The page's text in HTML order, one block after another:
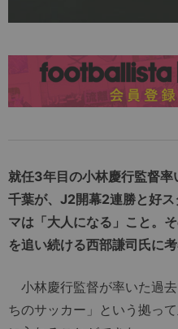
就任3年目の小林慶行監督率
千葉が、J2開幕2連勝と好
マは「大人になる」こと。
を追い続ける西部謙司氏に考
小林慶行監督が率いた過
ちのサッカー」という拠っ